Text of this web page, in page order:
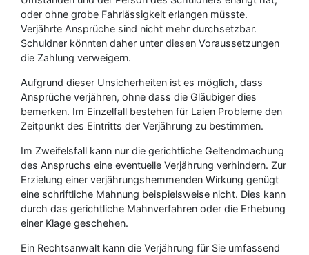
oder ohne grobe Fahrlässigkeit erlangen müsste.
Verjährte Ansprüche sind nicht mehr durchsetzbar.
Schuldner könnten daher unter diesen Voraussetzungen
die Zahlung verweigern.
Aufgrund dieser Unsicherheiten ist es möglich, dass
Ansprüche verjähren, ohne dass die Gläubiger dies
bemerken. Im Einzelfall bestehen für Laien Probleme den
Zeitpunkt des Eintritts der Verjährung zu bestimmen.
Im Zweifelsfall kann nur die gerichtliche Geltendmachung
des Anspruchs eine eventuelle Verjährung verhindern. Zur
Erzielung einer verjährungshemmenden Wirkung genügt
eine schriftliche Mahnung beispielsweise nicht. Dies kann
durch das gerichtliche Mahnverfahren oder die Erhebung
einer Klage geschehen.
Ein Rechtsanwalt kann die Verjährung für Sie umfassend